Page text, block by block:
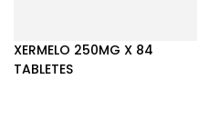
XERMELO 250MG X 84
TABLETES